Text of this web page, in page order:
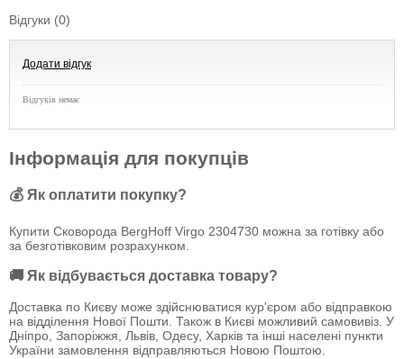
Відгуки (0)
Додати відгук
Відгуків немає
Інформація для покупців
💰 Як оплатити покупку?
Купити Сковорода BergHoff Virgo 2304730 можна за готівку або
за безготівковим розрахунком.
🚚 Як відбувається доставка товару?
Доставка по Києву може здійснюватися кур'єром або відправкою
на відділення Нової Пошти. Також в Києві можливий самовивіз. У
Дніпро, Запоріжжя, Львів, Одесу, Харків та інші населені пункти
України замовлення відправляються Новою Поштою.